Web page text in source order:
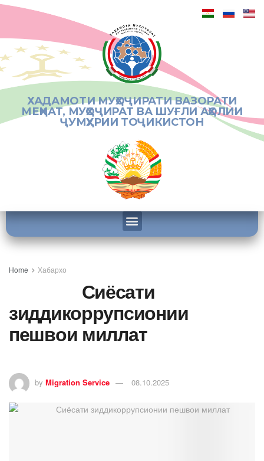
ХАДАМОТИ МУҲОҶИРАТИ ВАЗОРАТИ
МЕҲНАТ, МУҲОҶИРАТ ВА ШУҒЛИ АҲОЛИИ
ҶУМҲУРИИ ТОҶИКИСТОН
Home Хабархо
Сиёсати
зиддикоррупсионии
пешвои миллат
by Migration Service 08.10.2025